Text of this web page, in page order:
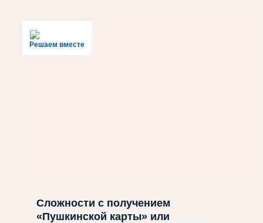
Решаем вместе
Сложности с получением
«Пушкинской карты» или